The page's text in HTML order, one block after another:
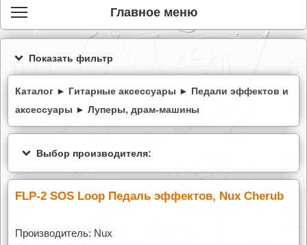
Главное меню
Показать фильтр
Каталог ► Гитарные аксессуары ► Педали эффектов и
аксессуары ► Луперы, драм-машины
Выбор производителя:
FLP-2 SOS Loop Педаль эффектов, Nux Cherub
Производитель: Nux